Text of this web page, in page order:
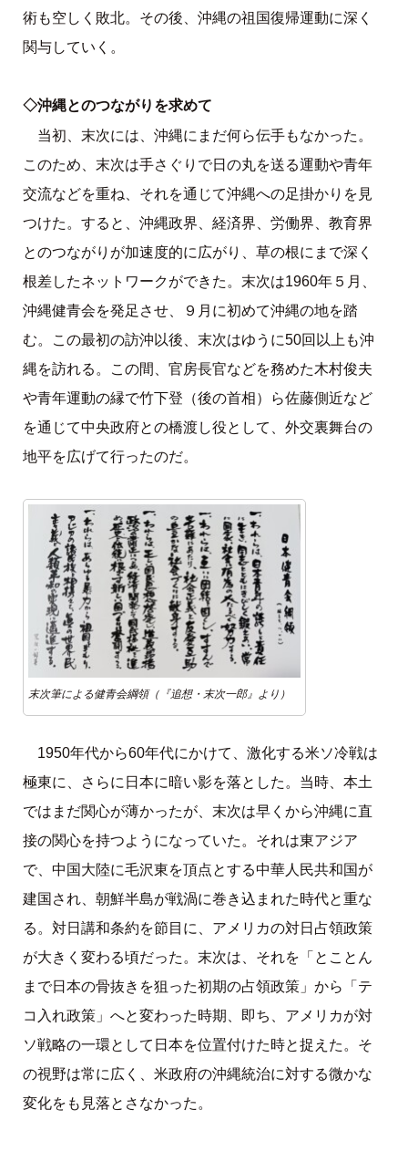
術も空しく敗北。その後、沖縄の祖国復帰運動に深く
関与していく。
◇沖縄とのつながりを求めて
当初、末次には、沖縄にまだ何ら伝手もなかった。
このため、末次は手さぐりで日の丸を送る運動や青年
交流などを重ね、それを通じて沖縄への足掛かりを見
つけた。すると、沖縄政界、経済界、労働界、教育界
とのつながりが加速度的に広がり、草の根にまで深く
根差したネットワークができた。末次は1960年５月、
沖縄健青会を発足させ、９月に初めて沖縄の地を踏
む。この最初の訪沖以後、末次はゆうに50回以上も沖
縄を訪れる。この間、官房長官などを務めた木村俊夫
や青年運動の縁で竹下登（後の首相）ら佐藤側近など
を通じて中央政府との橋渡し役として、外交裏舞台の
地平を広げて行ったのだ。
末次筆による健青会綱領（『追想・末次一郎』より）
1950年代から60年代にかけて、激化する米ソ冷戦は
極東に、さらに日本に暗い影を落とした。当時、本土
ではまだ関心が薄かったが、末次は早くから沖縄に直
接の関心を持つようになっていた。それは東アジア
で、中国大陸に毛沢東を頂点とする中華人民共和国が
建国され、朝鮮半島が戦渦に巻き込まれた時代と重な
る。対日講和条約を節目に、アメリカの対日占領政策
が大きく変わる頃だった。末次は、それを「とことん
まで日本の骨抜きを狙った初期の占領政策」から「テ
コ入れ政策」へと変わった時期、即ち、アメリカが対
ソ戦略の一環として日本を位置付けた時と捉えた。そ
の視野は常に広く、米政府の沖縄統治に対する微かな
変化をも見落とさなかった。